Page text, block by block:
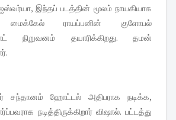
இந்தப் படத்தின் மூலம் நாயகியாக
மைக்கேல் ராயப்பனின் குளோபல்
நிறுவனம் தயாரிக்கிறது. தமன்
சந்தானம் ஹோட்டல் அதிபராக நடிக்க,
நடித்திருக்கிறார் விஷால். பட்டத்து